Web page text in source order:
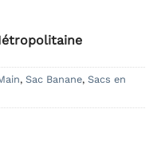
, Sac Banane, Sacs en